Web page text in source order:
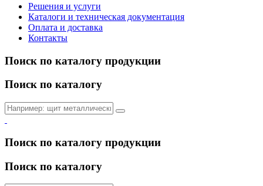
Решения и услуги
Каталоги и техническая документация
Оплата и доставка
Контакты
Поиск по каталогу продукции
Поиск по каталогу
Поиск по каталогу продукции
Поиск по каталогу